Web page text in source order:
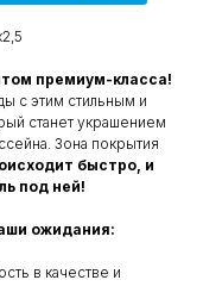
премиум-класса!
с этим стильным и
станет украшением
Зона покрытия
быстро, и
под ней!
ожидания:
в качестве и